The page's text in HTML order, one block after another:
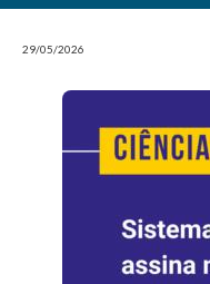
29/05/2026